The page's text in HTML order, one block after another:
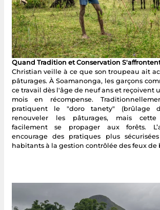
Quand Tradition et Conservation
Christian veille à ce que son troupeau ait
pâturages. À Soamanonga, les garçons
ce travail dès l'âge de neuf ans et reçoivent
mois en récompense.
pratiquent le "doro tanety" (brûlage
renouveler les pâturages, mais
facilement se propager aux forêts.
encourage des pratiques plus
habitants à la gestion contrôlée des feux de